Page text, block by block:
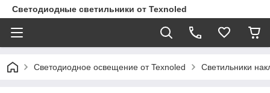
Светодиодные светильники от Texnoled
Светодиодное освещение от Texnoled Светильники